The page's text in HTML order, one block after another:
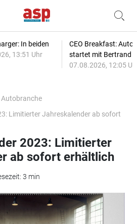
In beiden
13:51 Uhr
CEO Breakfast:
startet mit Bertrand
07.08.2026, 12:05
Autobranche
Limitierter Jahreskalender ab sofort
2023: Limitierter
ab sofort erhältlich
3 min